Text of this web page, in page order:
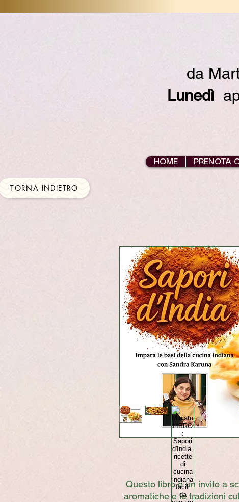
da
Lunedì
HOME PRENOTA
TORNA INDIETRO
Questo libro è un invito a
aromatiche e le tradizioni